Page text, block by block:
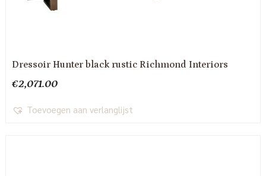
Dressoir Hunter black rustic Richmond Interiors
€2,071.00
Toevoegen aan verlanglijst